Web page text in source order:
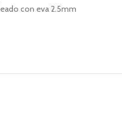
con eva 2.5mm